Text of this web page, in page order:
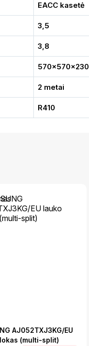
EACC kasetė
3,5
3,8
570x570x230
2 metai
R410
AJ052TXJ3KG/EU
(multi-split)